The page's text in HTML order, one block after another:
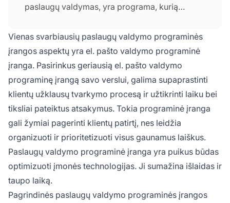
paslaugų valdymas, yra programa, kurią
savo klientams. Tokia programinė įranga labai
naudinga kiekvienai įmonei – ji padeda
analizuoti, šalinti trikdžius, valdyti užsakymus,
priimti sprendimus ir atlikti kitas veiklas. Visos
šios veiklos įgyvendinamos siekiant atitikti
kliento poreikius. Kiekviena programinė įranga
siūlo skirtingas funkcijas ir savybes.
Vienas svarbiausių paslaugų valdymo programinės
įrangos aspektų yra el. pašto valdymo programinė
įranga. Pasirinkus geriausią el. pašto valdymo
programinę įrangą savo verslui, galima supaprastinti
klientų užklausų tvarkymo procesą ir užtikrinti laiku bei
tiksliai pateiktus atsakymus. Tokia programinė įranga
gali žymiai pagerinti klientų patirtį, nes leidžia
organizuoti ir prioritetizuoti visus gaunamus laiškus.
Paslaugų valdymo programinė įranga yra puikus būdas
optimizuoti įmonės technologijas. Ji sumažina išlaidas ir
taupo laiką.
Pagrindinės paslaugų valdymo programinės įrangos